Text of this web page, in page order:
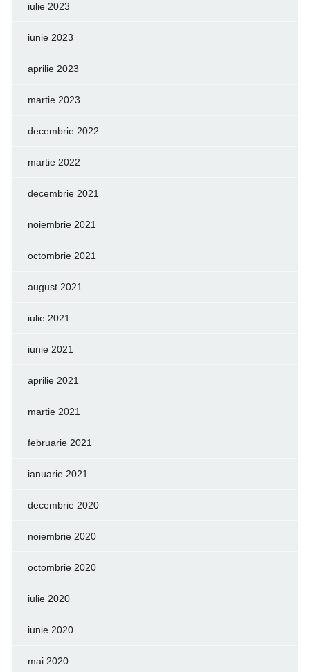
iulie 2023
iunie 2023
aprilie 2023
martie 2023
decembrie 2022
martie 2022
decembrie 2021
noiembrie 2021
octombrie 2021
august 2021
iulie 2021
iunie 2021
aprilie 2021
martie 2021
februarie 2021
ianuarie 2021
decembrie 2020
noiembrie 2020
octombrie 2020
iulie 2020
iunie 2020
mai 2020